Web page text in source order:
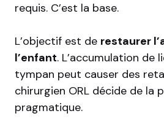
requis. C’est la base.
L’objectif est de restaurer
l’enfant. L’accumulation de
tympan peut causer des
chirurgien ORL décide de la
pragmatique.